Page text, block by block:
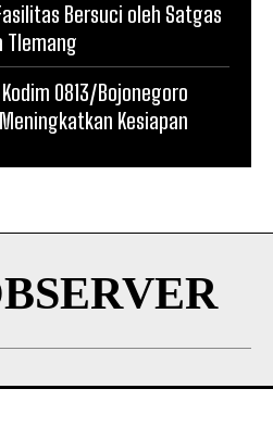
Bersuci oleh Satgas
Tlemang
0813/Bojonegoro
Kesiapan